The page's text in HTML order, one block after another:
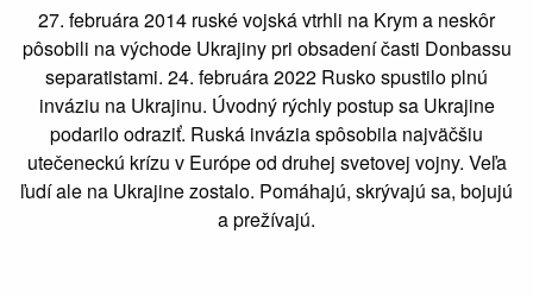
27. februára 2014 ruské vojská vtrhli na Krym a neskôr
pôsobili na východe Ukrajiny pri obsadení časti Donbassu
separatistami. 24. februára 2022 Rusko spustilo plnú
inváziu na Ukrajinu. Úvodný rýchly postup sa Ukrajine
podarilo odraziť. Ruská invázia spôsobila najväčšiu
utečeneckú krízu v Európe od druhej svetovej vojny. Veľa
ľudí ale na Ukrajine zostalo. Pomáhajú, skrývajú sa, bojujú
a prežívajú.